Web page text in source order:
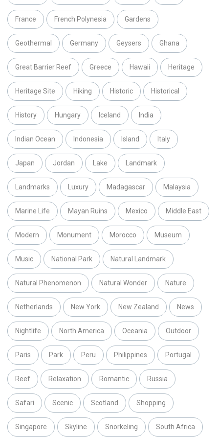
France French Polynesia Gardens
Geothermal Germany Geysers Ghana
Great Barrier Reef Greece Hawaii Heritage
Heritage Site Hiking Historic Historical
History Hungary Iceland India
Indian Ocean Indonesia Island Italy
Japan Jordan Lake Landmark
Landmarks Luxury Madagascar Malaysia
Marine Life Mayan Ruins Mexico Middle East
Modern Monument Morocco Museum
Music National Park Natural Landmark
Natural Phenomenon Natural Wonder Nature
Netherlands New York New Zealand News
Nightlife North America Oceania Outdoor
Paris Park Peru Philippines Portugal
Reef Relaxation Romantic Russia
Safari Scenic Scotland Shopping
Singapore Skyline Snorkeling South Africa